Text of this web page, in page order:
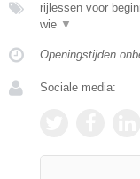
rijlessen voor
wie ▼
Openingstijden
Sociale media: